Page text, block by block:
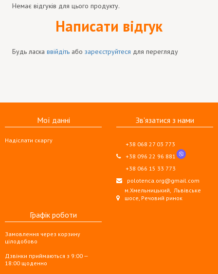
Немає відгуків для цього продукту.
Написати відгук
Будь ласка ввійдіть або зареєструйтеся для перегляду
Мої данні
Надіслати скаргу
Зв'язатися з нами
+38 068 27 03 773
+38 096 22 96 881
+38 066 15 33 773
polotenca.org@gmail.com
м.Хмельницький, Львівське
шосе, Речовий ринок
Графік роботи
Замовлення через корзину
цілодобово
Дзвінки приймаються з 9:00 —
18:00 щоденно